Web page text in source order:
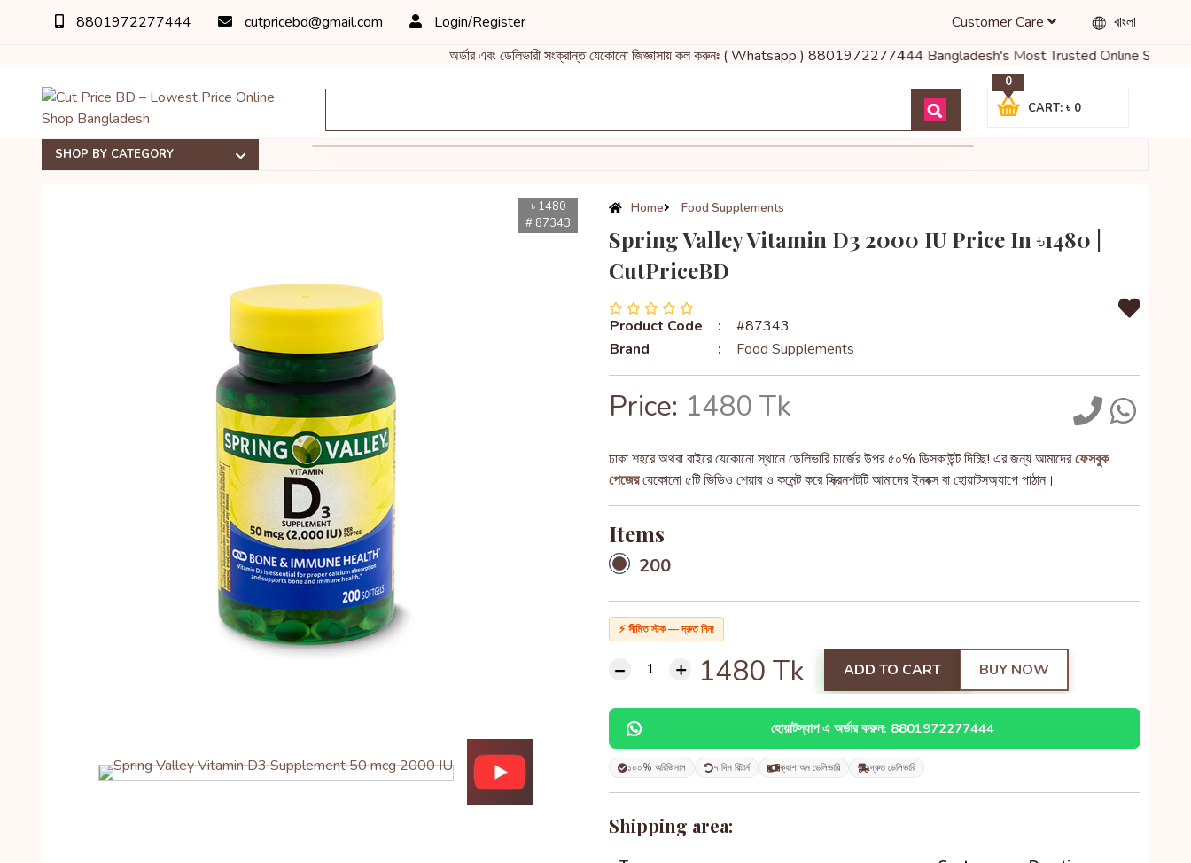
8801972277444 cutpricebd@gmail.com Login/Register বাংলা
Customer Care
অর্ডার এবং ডেলিভারী সংক্রান্ত যেকোনো জিজ্ঞাসায় কল করুনঃ ( Whatsapp ) 8801972277444 Bangladesh's Most Trusted Online Shop for Baby
CART: ৳ 0
0
SHOP BY CATEGORY
৳ 1480
# 87343
Home Food Supplements
Spring Valley Vitamin D3 2000 IU Price In ৳1480 |
CutPriceBD
Product Code :
#87343
Brand
: Food Supplements
Price: 1480 Tk
ঢাকা শহরে অথবা বাইরে যেকোনো স্থানে ডেলিভারি চার্জের উপর ৫০% ডিসকাউন্ট দিচ্ছি! এর জন্য আমাদেরফেসবুক
পেজেরযেকোনো ৫টি ভিডিও শেয়ার ও কমেন্ট করে স্ক্রিনশটটি আমাদের ইনবক্স বা হোয়াটসঅ্যাপে পাঠান।
Items
200
⚡ সীমিত স্টক — দ্রুত নিন!
1480 Tk ADD TO CART BUY NOW
হোয়াটস্যাপ এ অর্ডার করুন: 8801972277444
১০০% অরিজিনাল ৭ দিন রিটার্ন ক্যাশ অন ডেলিভারি দ্রুত ডেলিভারি
Shipping area: